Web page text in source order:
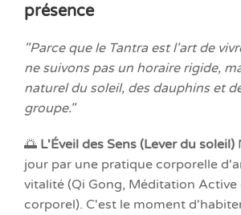
présence
"Parce que le Tantra est l'art de
ne suivons pas un horaire rigide,
naturel du soleil, des dauphins et
groupe."
🌅 L'Éveil des Sens (Lever du soleil)
jour par une pratique corporelle
vitalité (Qi Gong, Méditation Active
corporel). C'est le moment